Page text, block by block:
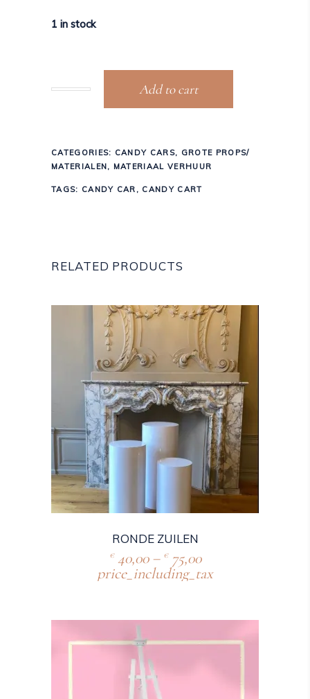
1 in stock
Add to cart
CATEGORIES: CANDY CARS, GROTE PROPS/
MATERIALEN, MATERIAAL VERHUUR
TAGS: CANDY CAR , CANDY CART
RELATED PRODUCTS
RONDE ZUILEN
€40,00 – €75,00
price_including_tax